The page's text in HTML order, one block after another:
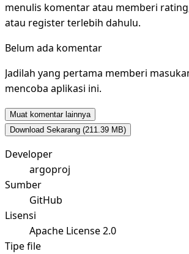
menulis komentar atau memberi
atau register terlebih dahulu.
Belum ada komentar
Jadilah yang pertama memberi
mencoba aplikasi ini.
Muat komentar lainnya
Download Sekarang (211.39 MB)
Developer
argoproj
Sumber
GitHub
Lisensi
Apache License 2.0
Tipe file